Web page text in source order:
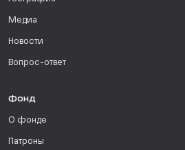
Медиа
Новости
Вопрос-ответ
Фонд
О фонде
Патроны